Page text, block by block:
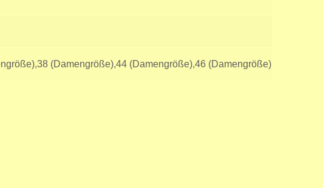
(Damengröße),44 (Damengröße),46 (Damengröße)